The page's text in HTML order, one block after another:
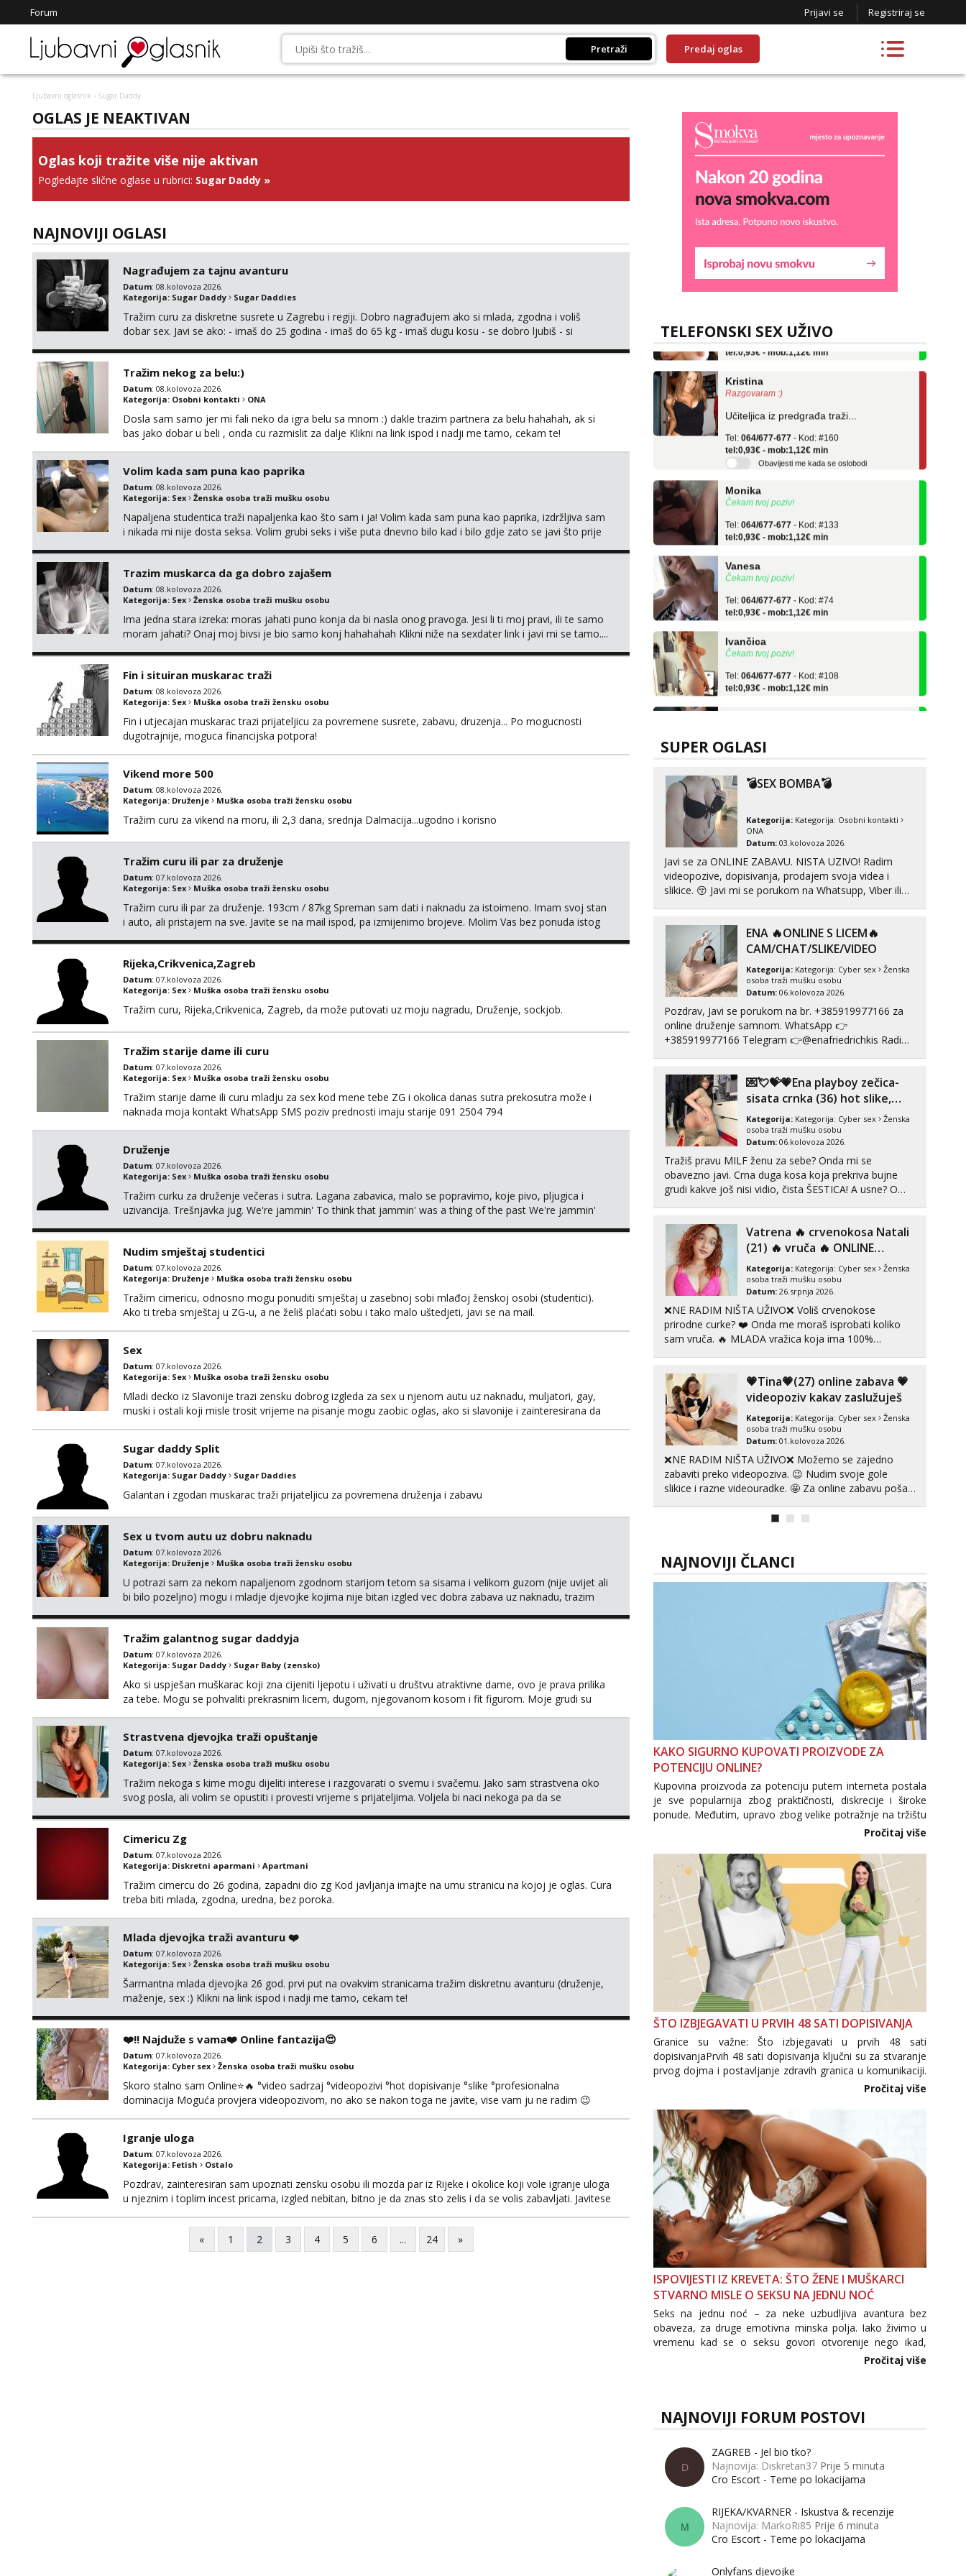
Forum Prijavi se Registriraj se
Pretraži Predaj oglas
Ljubavni oglasnik › Sugar Daddy
OGLAS JE NEAKTIVAN
Oglas koji tražite više nije aktivan
Pogledajte slične oglase u rubrici: Sugar Daddy »
NAJNOVIJI OGLASI
Nagrađujem za tajnu avanturu
Datum: 08.kolovoza 2026.
Kategorija: Sugar Daddy Sugar Daddies
Tražim curu za diskretne susrete u Zagrebu i regiji. Dobro nagrađujem ako si mlada, zgodna i voliš
dobar sex. Javi se ako: - imaš do 25 godina - imaš do 65 kg - imaš dugu kosu - se dobro ljubiš - si
Tražim nekog za belu:)
Datum: 08.kolovoza 2026.
Kategorija: Osobni kontakti ONA
Dosla sam samo jer mi fali neko da igra belu sa mnom :) dakle trazim partnera za belu hahahah, ak si
bas jako dobar u beli , onda cu razmislit za dalje Klikni na link ispod i nadji me tamo, cekam te!
Volim kada sam puna kao paprika
Datum: 08.kolovoza 2026.
Kategorija: Sex Ženska osoba traži mušku osobu
Napaljena studentica traži napaljenka kao što sam i ja! Volim kada sam puna kao paprika, izdržljiva sam
i nikada mi nije dosta seksa. Volim grubi seks i više puta dnevno bilo kad i bilo gdje zato se javi što prije
Trazim muskarca da ga dobro zajašem
Datum: 08.kolovoza 2026.
Kategorija: Sex Ženska osoba traži mušku osobu
Ima jedna stara izreka: moras jahati puno konja da bi nasla onog pravoga. Jesi li ti moj pravi, ili te samo
moram jahati? Onaj moj bivsi je bio samo konj hahahahah Klikni niže na sexdater link i javi mi se tamo....
Fin i situiran muskarac traži
Datum: 08.kolovoza 2026.
Kategorija: Sex Muška osoba traži žensku osobu
Fin i utjecajan muskarac trazi prijateljicu za povremene susrete, zabavu, druzenja... Po mogucnosti
dugotrajnije, moguca financijska potpora!
Vikend more 500
Datum: 08.kolovoza 2026.
Kategorija: Druženje Muška osoba traži žensku osobu
Tražim curu za vikend na moru, ili 2,3 dana, srednja Dalmacija...ugodno i korisno
Tražim curu ili par za druženje
Datum: 07.kolovoza 2026.
Kategorija: Sex Muška osoba traži žensku osobu
Tražim curu ili par za druženje. 193cm / 87kg Spreman sam dati i naknadu za istoimeno. Imam svoj stan
i auto, ali pristajem na sve. Javite se na mail ispod, pa izmijenimo brojeve. Molim Vas bez ponuda istog
Rijeka,Crikvenica,Zagreb
Datum: 07.kolovoza 2026.
Kategorija: Sex Muška osoba traži žensku osobu
Tražim curu, Rijeka,Crikvenica, Zagreb, da može putovati uz moju nagradu, Druženje, sockjob.
Tražim starije dame ili curu
Datum: 07.kolovoza 2026.
Kategorija: Sex Muška osoba traži žensku osobu
Tražim starije dame ili curu mladju za sex kod mene tebe ZG i okolica danas sutra prekosutra može i
naknada moja kontakt WhatsApp SMS poziv prednosti imaju starije 091 2504 794
Druženje
Datum: 07.kolovoza 2026.
Kategorija: Sex Muška osoba traži žensku osobu
Tražim curku za druženje večeras i sutra. Lagana zabavica, malo se popravimo, koje pivo, pljugica i
uzivancija. Trešnjavka jug. We're jammin' To think that jammin' was a thing of the past We're jammin'
Nudim smještaj studentici
Datum: 07.kolovoza 2026.
Kategorija: Druženje Muška osoba traži žensku osobu
Tražim cimericu, odnosno mogu ponuditi smještaj u zasebnoj sobi mlađoj ženskoj osobi (studentici).
Ako ti treba smještaj u ZG-u, a ne želiš plaćati sobu i tako malo uštedjeti, javi se na mail.
Sex
Datum: 07.kolovoza 2026.
Kategorija: Sex Muška osoba traži žensku osobu
Mladi decko iz Slavonije trazi zensku dobrog izgleda za sex u njenom autu uz naknadu, muljatori, gay,
muski i ostali koji misle trosit vrijeme na pisanje mogu zaobic oglas, ako si slavonije i zainteresirana da
Sugar daddy Split
Datum: 07.kolovoza 2026.
Kategorija: Sugar Daddy Sugar Daddies
Galantan i zgodan muskarac traži prijateljicu za povremena druženja i zabavu
Sex u tvom autu uz dobru naknadu
Datum: 07.kolovoza 2026.
Kategorija: Druženje Muška osoba traži žensku osobu
U potrazi sam za nekom napaljenom zgodnom starijom tetom sa sisama i velikom guzom (nije uvijet ali
bi bilo pozeljno) mogu i mladje djevojke kojima nije bitan izgled vec dobra zabava uz naknadu, trazim
Tražim galantnog sugar daddyja
Datum: 07.kolovoza 2026.
Kategorija: Sugar Daddy Sugar Baby (zensko)
Ako si uspješan muškarac koji zna cijeniti ljepotu i uživati u društvu atraktivne dame, ovo je prava prilika
za tebe. Mogu se pohvaliti prekrasnim licem, dugom, njegovanom kosom i fit figurom. Moje grudi su
Strastvena djevojka traži opuštanje
Datum: 07.kolovoza 2026.
Kategorija: Sex Ženska osoba traži mušku osobu
Tražim nekoga s kime mogu dijeliti interese i razgovarati o svemu i svačemu. Jako sam strastvena oko
svog posla, ali volim se opustiti i provesti vrijeme s prijateljima. Voljela bi naci nekoga pa da se
Cimericu Zg
Datum: 07.kolovoza 2026.
Kategorija: Diskretni aparmani Apartmani
Tražim cimercu do 26 godina, zapadni dio zg Kod javljanja imajte na umu stranicu na kojoj je oglas. Cura
treba biti mlada, zgodna, uredna, bez poroka.
Mlada djevojka traži avanturu ❤️
Datum: 07.kolovoza 2026.
Kategorija: Sex Ženska osoba traži mušku osobu
Šarmantna mlada djevojka 26 god. prvi put na ovakvim stranicama tražim diskretnu avanturu (druženje,
maženje, sex :) Klikni na link ispod i nadji me tamo, cekam te!
❤️‼️ Najduže s vama❤️ Online fantazija😍
Datum: 07.kolovoza 2026.
Kategorija: Cyber sex Ženska osoba traži mušku osobu
Skoro stalno sam Online⭐🔥 °video sadrzaj °videopozivi °hot dopisivanje °slike °profesionalna
dominacija Moguća provjera videopozivom, no ako se nakon toga ne javite, vise vam ju ne radim 😉
Igranje uloga
Datum: 07.kolovoza 2026.
Kategorija: Fetish Ostalo
Pozdrav, zainteresiran sam upoznati zensku osobu ili mozda par iz Rijeke i okolice koji vole igranje uloga
u njeznim i toplim incest pricama, izgled nebitan, bitno je da znas sto zelis i da se volis zabavljati. Javitese
«
1 2 3 4 5 6 ... 24 »
TELEFONSKI SEX UŽIVO
Liliana
Tel: 064/677-677 - Kod: #69
tel:0,93€ - mob:1,12€ min
Razgovaram :)
Učiteljica iz predgrađa traži...
Tel:064/677-677- Kod: #160
tel:0,93€ - mob:1,12€ min
Obavijesti me kada se oslobodi
Čekam tvoj poziv!
064/677-677
tel:0,93€ - mob:1,12€ min
Čekam tvoj poziv!
064/677-677
tel:0,93€ - mob:1,12€ min
Čekam tvoj poziv!
064/677-677
tel:0,93€ - mob:1,12€ min
tel:0,93€ - mob:1,12€ min
Anđela
Čekam tvoj poziv!
Tel:
tel:0,93€ - mob:1,12€ min
Čekam tvoj poziv!
Tel: 064/677-677- Kod: #69
tel:0,93€ - mob:1,12€ min
Kristina
Razgovaram :)
Učiteljica iz predgrađa traži...
Tel: 064/677-677 - Kod: #160
tel:0,93€ - mob:1,12€ min
Obavijesti me kada se oslobodi
Monika
Čekam tvoj poziv!
tel:0,93€ - mob:1,12€ min
Čekam tvoj poziv!
Tel: 064/677-677- Kod: #74
tel:0,93€ - mob:1,12€ min
Ivančica
Tel:
tel:0,93€ - mob:1,12€ min
Čekam tvoj poziv!
Tel:
- Kod: #123
tel:0,93€ - mob:1,12€ min
Anđela
tel:0,93€ - mob:1,12€ min
SUPER OGLASI
💣SEX BOMBA💣
Kategorija: Kategorija: Osobni kontakti
ONA
Datum: 03.kolovoza 2026.
Javi se za ONLINE ZABAVU. NISTA UZIVO! Radim
videopozive, dopisivanja, prodajem svoja videa i
slikice. 😚 Javi mi se porukom na Whatsupp, Viber ili
ENA 🔥ONLINE S LICEM🔥
CAM/CHAT/SLIKE/VIDEO
Kategorija: Kategorija: Cyber sex
Ženska
osoba traži mušku osobu
Datum: 06.kolovoza 2026.
Pozdrav, Javi se porukom na br. +385919977166 za
online druženje samnom. WhatsApp 👉
+385919977166 Telegram 👉@enafriedrichkis Radim
štikle, samostojeće itd. Nudim svakakva videa seksa,
puš...
💌💘💝💗Ena playboy zečica-
sisata crnka (36) hot slike,
videa i c2c💗
Kategorija: Kategorija: Cyber sex
Ženska
osoba traži mušku osobu
Datum: 06.kolovoza 2026.
Tražiš pravu MILF ženu za sebe? Onda mi se
obavezno javi. Crna duga kosa koja prekriva bujne
grudi kakve još nisi vidio, čista ŠESTICA! A usne? O
nisi vidio. Uvijek sam spremna za ONLOINE zabavu...
Vatrena ‎️‍🔥 crvenokosa Natali
(21) ‎️‍🔥 vruča‎ ️‍🔥 ONLINE
ZABAVA
Kategorija: Kategorija: Cyber sex
Ženska
osoba traži mušku osobu
Datum: 26.srpnja 2026.
❌NE RADIM NIŠTA UŽIVO❌ Voliš crvenokose
prirodne curke? ❤️ Onda me moraš isprobati koliko
sam vruča.‎ ️‍🔥 MLADA vražica koja ima 100%
možeš pranaći nešto po svojoj mjeri. Sexi videa s
kolegica...
💗Tina💗(27) online zabava 💗
videopoziv kakav zaslužuješ
Kategorija: Kategorija: Cyber sex
Ženska
osoba traži mušku osobu
Datum: 01.kolovoza 2026.
❌NE RADIM NIŠTA UŽIVO❌ Možemo se zajedno
zabaviti preko videopoziva. 😉 Nudim svoje gole
slikice i razne videouradke. 🤩 Za online zabavu pošalji
NAJNOVIJI ČLANCI
KAKO SIGURNO KUPOVATI PROIZVODE ZA
POTENCIJU ONLINE?
Kupovina proizvoda za potenciju putem interneta postala
je sve popularnija zbog praktičnosti, diskrecije i široke
ponude. Međutim, upravo zbog velike potražnje na tržištu
se pojavljuju i brojni krivotvoreni proizvodi, nepouzdane
internetske trgovine te proizvodi nepoznatog podrijetla. ...
Pročitaj više
ŠTO IZBJEGAVATI U PRVIH 48 SATI DOPISIVANJA
Granice su važne: Što izbjegavati u prvih 48 sati
dopisivanjaPrvih 48 sati dopisivanja ključni su za stvaranje
prvog dojma i postavljanje zdravih granica u komunikaciji.
Važno je izbjeći prebrzo otkrivanje osobnih ili intimnih
informacija, jer nepoznata osoba još nije zaslužila to
povjerenje. Takođe...
Pročitaj više
ISPOVIJESTI IZ KREVETA: ŠTO ŽENE I MUŠKARCI
STVARNO MISLE O SEKSU NA JEDNU NOĆ
Seks na jednu noć – za neke uzbudljiva avantura bez
obaveza, za druge emotivna minska polja. Iako živimo u
vremenu kad se o seksu govori otvorenije nego ikad,
tema „jedne noći strasti“ i dalje izaziva burne rasprave. Što
Pročitaj više
NAJNOVIJI FORUM POSTOVI
D
ZAGREB - Jel bio tko?
Najnovija: Diskretan37 Prije 5 minuta
Cro Escort - Teme po lokacijama
M
RIJEKA/KVARNER - Iskustva & recenzije
Najnovija: MarkoRi85 Prije 6 minuta
Cro Escort - Teme po lokacijama
Onlyfans djevojke